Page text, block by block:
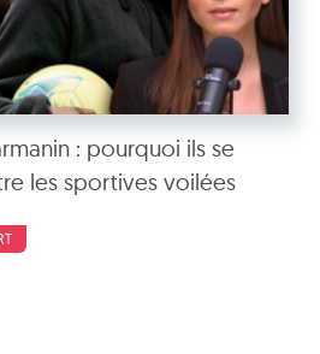
: pourquoi ils se
les sportives voilées